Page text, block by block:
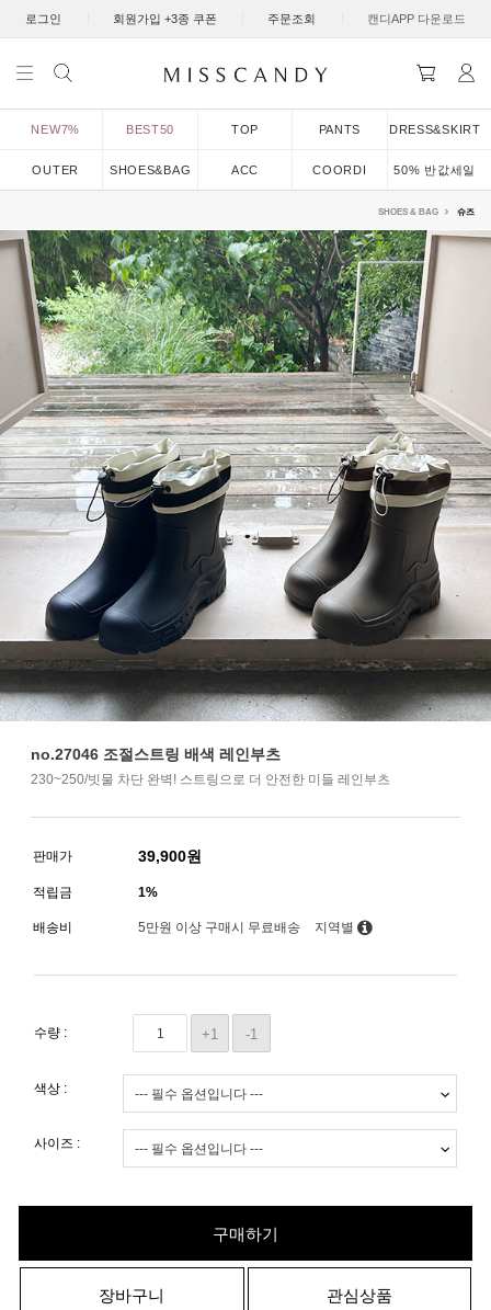
로그인 회원가입 +3종 쿠폰 주문조회 캔디APP 다운로드
NEW7% BEST50 TOP PANTS DRESS&SKIRT
OUTER SHOES&BAG ACC COORDI 50% 반값세일
SHOES & BAG 슈즈
no.27046 조절스트링 배색 레인부츠
230~250/빗물 차단 완벽! 스트링으로 더 안전한 미들 레인부츠
판매가 39,900원
적립금 1%
배송비 5만원 이상 구매시 무료배송 지역별
수량 : +1 -1
색상 :
사이즈 :
구매하기
장바구니 관심상품